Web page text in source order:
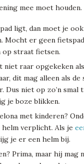
mee moet houden.
ligt, dan moet je
Mocht er geen
op straat fietsen.
niet raar opgekeken
dit mag alleen als
Dus niet op zo’n
je boze blikken.
met kinderen?
helm verplicht. Als je
je er een helm bij.
Prima, maar hij mag